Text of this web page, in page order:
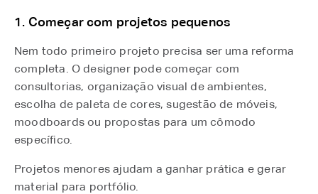
1. Começar com projetos pequenos
Nem todo primeiro projeto precisa ser uma reforma
completa. O designer pode começar com
consultorias, organização visual de ambientes,
escolha de paleta de cores, sugestão de móveis,
moodboards ou propostas para um cômodo
específico.
Projetos menores ajudam a ganhar prática e gerar
material para portfólio.